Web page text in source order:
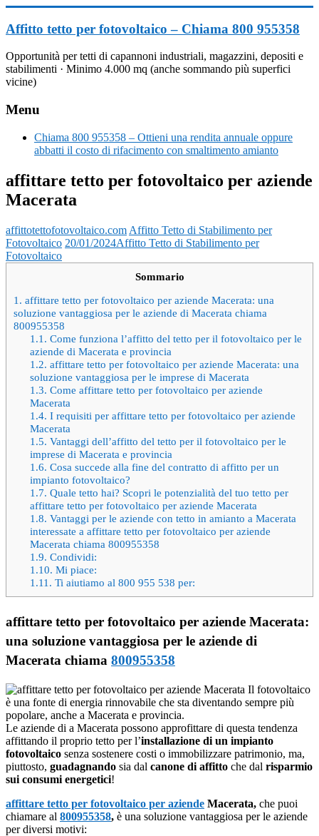
al
contenuto
Affitto tetto per fotovoltaico – Chiama 800 955358
Opportunità per tetti di capannoni industriali, magazzini, depositi e
stabilimenti · Minimo 4.000 mq (anche sommando più superfici
vicine)
Menu
Chiama 800 955358 – Ottieni una rendita annuale oppure
abbatti il costo di rifacimento con smaltimento amianto
affittare tetto per fotovoltaico per aziende
Macerata
affittotettofotovoltaico.com Affitto Tetto di Stabilimento per
Fotovoltaico 20/01/2024Affitto Tetto di Stabilimento per
Fotovoltaico
Sommario
1. affittare tetto per fotovoltaico per aziende Macerata: una
soluzione vantaggiosa per le aziende di Macerata chiama
800955358
1.1. Come funziona l’affitto del tetto per il fotovoltaico per le
aziende di Macerata e provincia
1.2. affittare tetto per fotovoltaico per aziende Macerata: una
soluzione vantaggiosa per le imprese di Macerata
1.3. Come affittare tetto per fotovoltaico per aziende
Macerata
1.4. I requisiti per affittare tetto per fotovoltaico per aziende
Macerata
1.5. Vantaggi dell’affitto del tetto per il fotovoltaico per le
imprese di Macerata e provincia
1.6. Cosa succede alla fine del contratto di affitto per un
impianto fotovoltaico?
1.7. Quale tetto hai? Scopri le potenzialità del tuo tetto per
affittare tetto per fotovoltaico per aziende Macerata
1.8. Vantaggi per le aziende con tetto in amianto a Macerata
interessate a affittare tetto per fotovoltaico per aziende
Macerata chiama 800955358
1.9. Condividi:
1.10. Mi piace:
1.11. Ti aiutiamo al 800 955 538 per:
affittare tetto per fotovoltaico per aziende Macerata:
una soluzione vantaggiosa per le aziende di
Macerata chiama 800955358
Il fotovoltaico
è una fonte di energia rinnovabile che sta diventando sempre più
popolare, anche a Macerata e provincia.
Le aziende di a Macerata possono approfittare di questa tendenza
affittando il proprio tetto per l’installazione di un impianto
fotovoltaico senza sostenere costi o immobilizzare patrimonio, ma,
piuttosto, guadagnando sia dal canone di affitto che dal risparmio
sui consumi energetici!
affittare tetto per fotovoltaico per aziende Macerata, che puoi
chiamare al 800955358, è una soluzione vantaggiosa per le aziende
per diversi motivi: